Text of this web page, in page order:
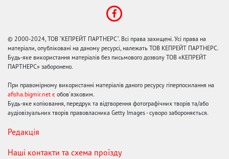
© 2000-2024, ТОВ "КЕПРЕЙТ ПАРТНЕРС". Всі права захищені. Усі права на
матеріали, опубліковані на даному ресурсі, належать ТОВ КЕПРЕЙТ ПАРТНЕРС.
Будь-яке використання матеріалів без письмового дозволу ТОВ «КЕПРЕЙТ
ПАРТНЕРС» заборонено.
При правомірному використанні матеріалів даного ресурсу гіперпосилання на
afisha.bigmir.net є обов'язковим.
Будь-яке копіювання, передрук та відтворення фотографічних творів та/або
аудіовізуальних творів правовласника Getty Images - суворо забороняється.
Редакція
Наші контакти та схема проїзду